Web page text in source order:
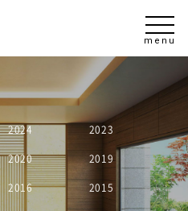
menu
2024 2023
2020 2019
2016 2015